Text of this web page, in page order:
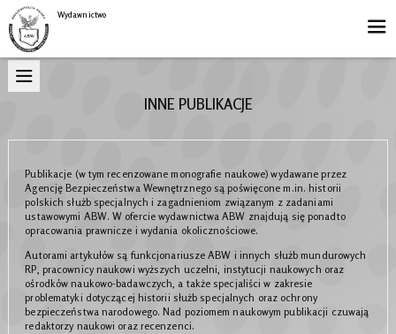
Wydawnictwo
INNE PUBLIKACJE
Publikacje (w tym recenzowane monografie naukowe) wydawane przez
Agencję Bezpieczeństwa Wewnętrznego są poświęcone m.in. historii
polskich służb specjalnych i zagadnieniom związanym z zadaniami
ustawowymi ABW. W ofercie wydawnictwa ABW znajdują się ponadto
opracowania prawnicze i wydania okolicznościowe.
Autorami artykułów są funkcjonariusze ABW i innych służb mundurowych
RP, pracownicy naukowi wyższych uczelni, instytucji naukowych oraz
ośrodków naukowo-badawczych, a także specjaliści w zakresie
problematyki dotyczącej historii służb specjalnych oraz ochrony
bezpieczeństwa narodowego. Nad poziomem naukowym publikacji czuwają
redaktorzy naukowi oraz recenzenci.